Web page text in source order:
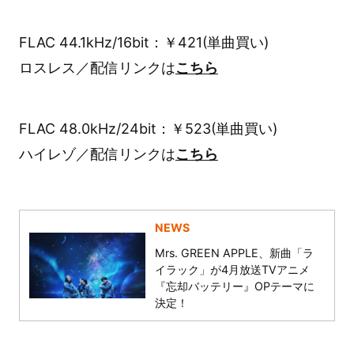
FLAC 44.1kHz/16bit：￥421(単曲買い)
ロスレス／配信リンクはこちら
FLAC 48.0kHz/24bit：￥523(単曲買い)
ハイレゾ／配信リンクはこちら
NEWS
Mrs. GREEN APPLE、新曲「ラ
イラック」が4月放送TVアニメ
『忘却バッテリー』OPテーマに
決定！